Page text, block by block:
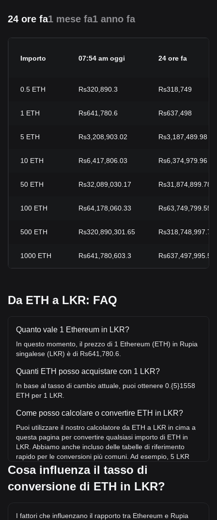
24 ore fa1 mese fa1 anno fa
Importo 07:54 am oggi 24 ore fa
0.5 ETH Rs320,890.3 Rs318,749
1 ETH Rs641,780.6 Rs637,498
5 ETH Rs3,208,903.02 Rs3,187,489.98
10 ETH Rs6,417,806.03 Rs6,374,979.96
50 ETH Rs32,089,030.17 Rs31,874,899.78
100 ETH Rs64,178,060.33 Rs63,749,799.55
500 ETH Rs320,890,301.65 Rs318,748,997.77
1000 ETH Rs641,780,603.3 Rs637,497,995.55
Da ETH a LKR: FAQ
Quanto vale 1 Ethereum in LKR?
In questo momento, il prezzo di 1 Ethereum (ETH) in Rupia
singalese (LKR) è di Rs641,780.6.
Quanti ETH posso acquistare con 1 LKR?
In base al tasso di cambio attuale, puoi ottenere 0.{5}1558
ETH per 1 LKR.
Come posso calcolare o convertire ETH in LKR?
Puoi utilizzare il nostro calcolatore da ETH a LKR in cima a
questa pagina per convertire qualsiasi importo di ETH in
LKR. Abbiamo anche incluso delle tabelle di riferimento
rapido per le conversioni più comuni. Ad esempio, 5 LKR
equivalgono a 0.{5}7791 ETH, mentre 5 ETH costeranno
circa 3,208,903.02LKR.
Rs1,661,385.45. Resta da vedere se il valore di 1 ETH/LKR
Cosa influenza il tasso di
conversione di ETH in LKR?
I fattori che influenzano il rapporto tra Ethereum e Rupia